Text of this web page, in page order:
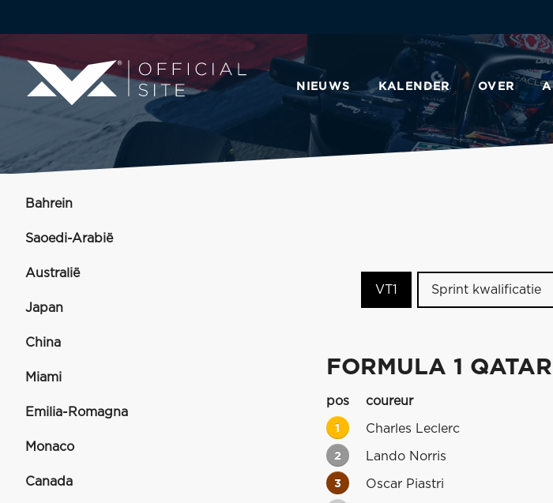
NIEUWS KALENDER OVER
Bahrein
Saoedi-Arabië
Australië
Japan
China
Miami
Emilia-Romagna
Monaco
Canada
VT1 Sprint kwalificatie
FORMULA 1
pos coureur
1 Charles Leclerc
2 Lando Norris
3 Oscar Piastri